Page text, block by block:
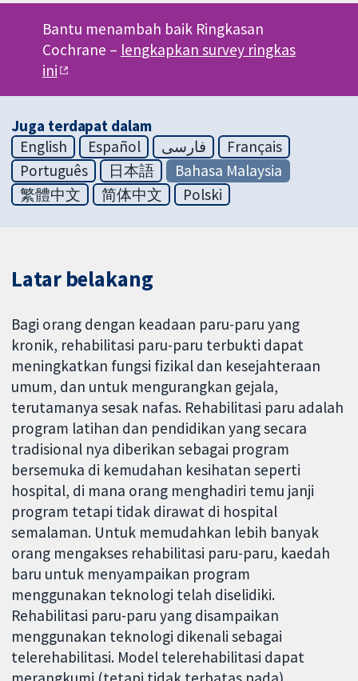
Bantu menambah baik Ringkasan
Cochrane – lengkapkan survey ringkas
ini
Juga terdapat dalam
English
Español فارسی
Français
Português
日本語
Bahasa Malaysia
繁體中文
简体中文 Polski
Latar belakang
Bagi orang dengan keadaan paru-paru yang
kronik, rehabilitasi paru-paru terbukti dapat
meningkatkan fungsi fizikal dan kesejahteraan
umum, dan untuk mengurangkan gejala,
terutamanya sesak nafas. Rehabilitasi paru adalah
program latihan dan pendidikan yang secara
tradisional nya diberikan sebagai program
bersemuka di kemudahan kesihatan seperti
hospital, di mana orang menghadiri temu janji
program tetapi tidak dirawat di hospital
semalaman. Untuk memudahkan lebih banyak
orang mengakses rehabilitasi paru-paru, kaedah
baru untuk menyampaikan program
menggunakan teknologi telah diselidiki.
Rehabilitasi paru-paru yang disampaikan
menggunakan teknologi dikenali sebagai
telerehabilitasi. Model telerehabilitasi dapat